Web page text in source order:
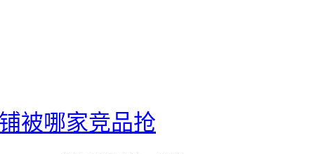
被哪家竞品抢